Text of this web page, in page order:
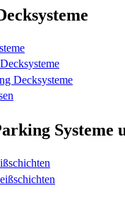
Decksysteme
Systeme